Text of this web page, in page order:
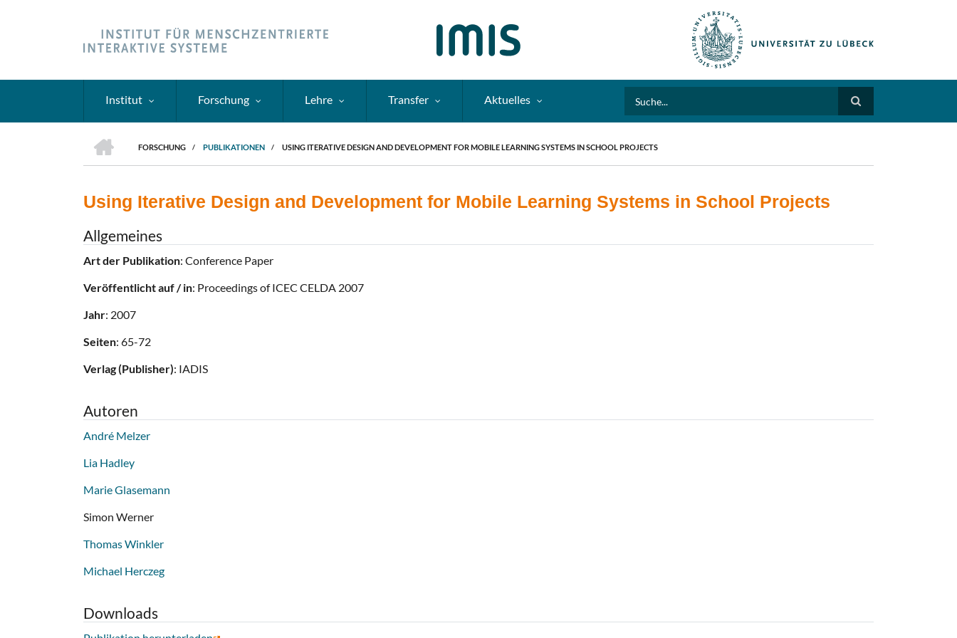
Institut Forschung Lehre Transfer Aktuelles
PFADNAVIGATION
FORSCHUNG
/ PUBLIKATIONEN / USING ITERATIVE DESIGN AND DEVELOPMENT FOR MOBILE LEARNING SYSTEMS IN SCHOOL PROJECTS
Using Iterative Design and Development for Mobile Learning Systems in School Projects
Allgemeines
Art der Publikation: Conference Paper
Veröffentlicht auf / in: Proceedings of ICEC CELDA 2007
Jahr: 2007
Seiten: 65-72
Verlag (Publisher): IADIS
Autoren
André Melzer
Lia Hadley
Marie Glasemann
Simon Werner
Thomas Winkler
Michael Herczeg
Downloads